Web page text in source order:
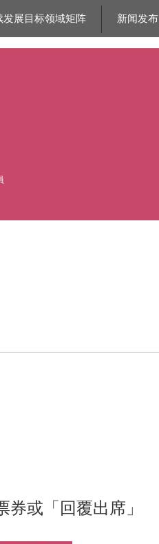
发展目标领域矩阵 新闻发布
券或「回覆出席」